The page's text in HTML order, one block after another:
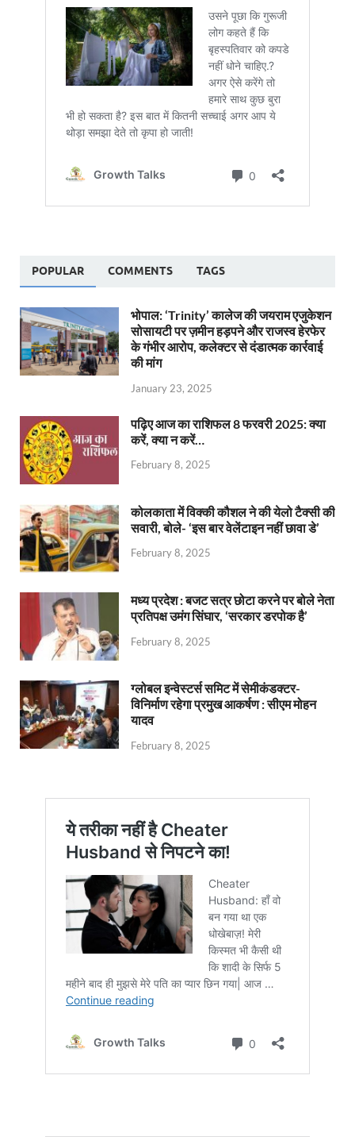
POPULAR COMMENTS TAGS
भोपाल: ‘Trinity’ कालेज की जयराम एजुकेशन
सोसायटी पर ज़मीन हड़पने और राजस्व हेरफेर
के गंभीर आरोप, कलेक्टर से दंडात्मक कार्रवाई
की मांग
January 23, 2025
पढ़िए आज का राशिफल 8 फरवरी 2025: क्या
करें, क्या न करें…
February 8, 2025
कोलकाता में विक्की कौशल ने की येलो टैक्सी की
सवारी, बोले- ‘इस बार वेलेंटाइन नहीं छावा डे’
February 8, 2025
मध्य प्रदेश : बजट सत्र छोटा करने पर बोले नेता
प्रतिपक्ष उमंग सिंघार, ‘सरकार डरपोक है’
February 8, 2025
ग्लोबल इन्वेस्टर्स समिट में सेमीकंडक्टर-
विनिर्माण रहेगा प्रमुख आकर्षण : सीएम मोहन
यादव
February 8, 2025